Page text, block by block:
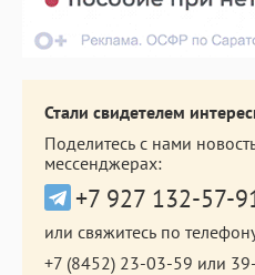
Стали свидетелем
Поделитесь с нами
мессенджерах:
+7 927 132-57-
или свяжитесь по
+7 (8452) 23-03-59 или